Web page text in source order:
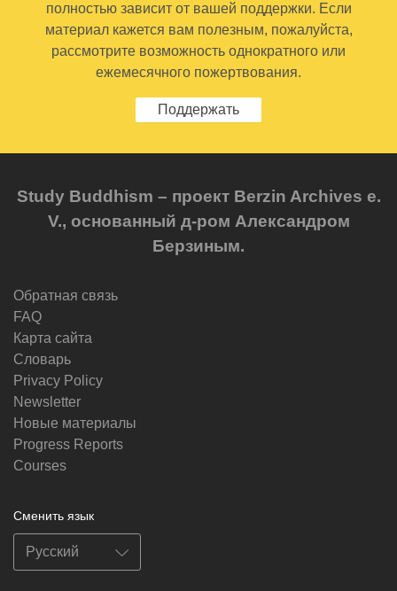
полностью зависит от вашей поддержки. Если
материал кажется вам полезным, пожалуйста,
рассмотрите возможность однократного или
ежемесячного пожертвования.
Поддержать
Study Buddhism – проект Berzin Archives e.
V., основанный д-ром Александром
Берзиным.
Обратная связь
FAQ
Карта сайта
Словарь
Privacy Policy
Newsletter
Новые материалы
Progress Reports
Courses
Сменить язык